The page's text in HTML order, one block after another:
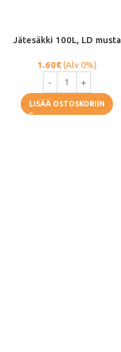
Jätesäkki 100L, LD musta
1.60€(Alv 0%)
LISÄÄ OSTOSKORIIN